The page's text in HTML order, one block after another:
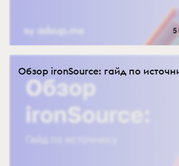
5
Обзор ironSource: гайд по